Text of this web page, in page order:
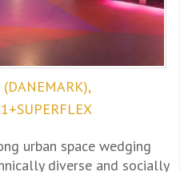
urban space wedging
diverse and socially